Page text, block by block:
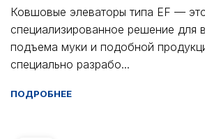
Ковшовые элеваторы типа EF —
специализированное решение для
подъема муки и подобной
специально разрабо...
ПОДРОБНЕЕ